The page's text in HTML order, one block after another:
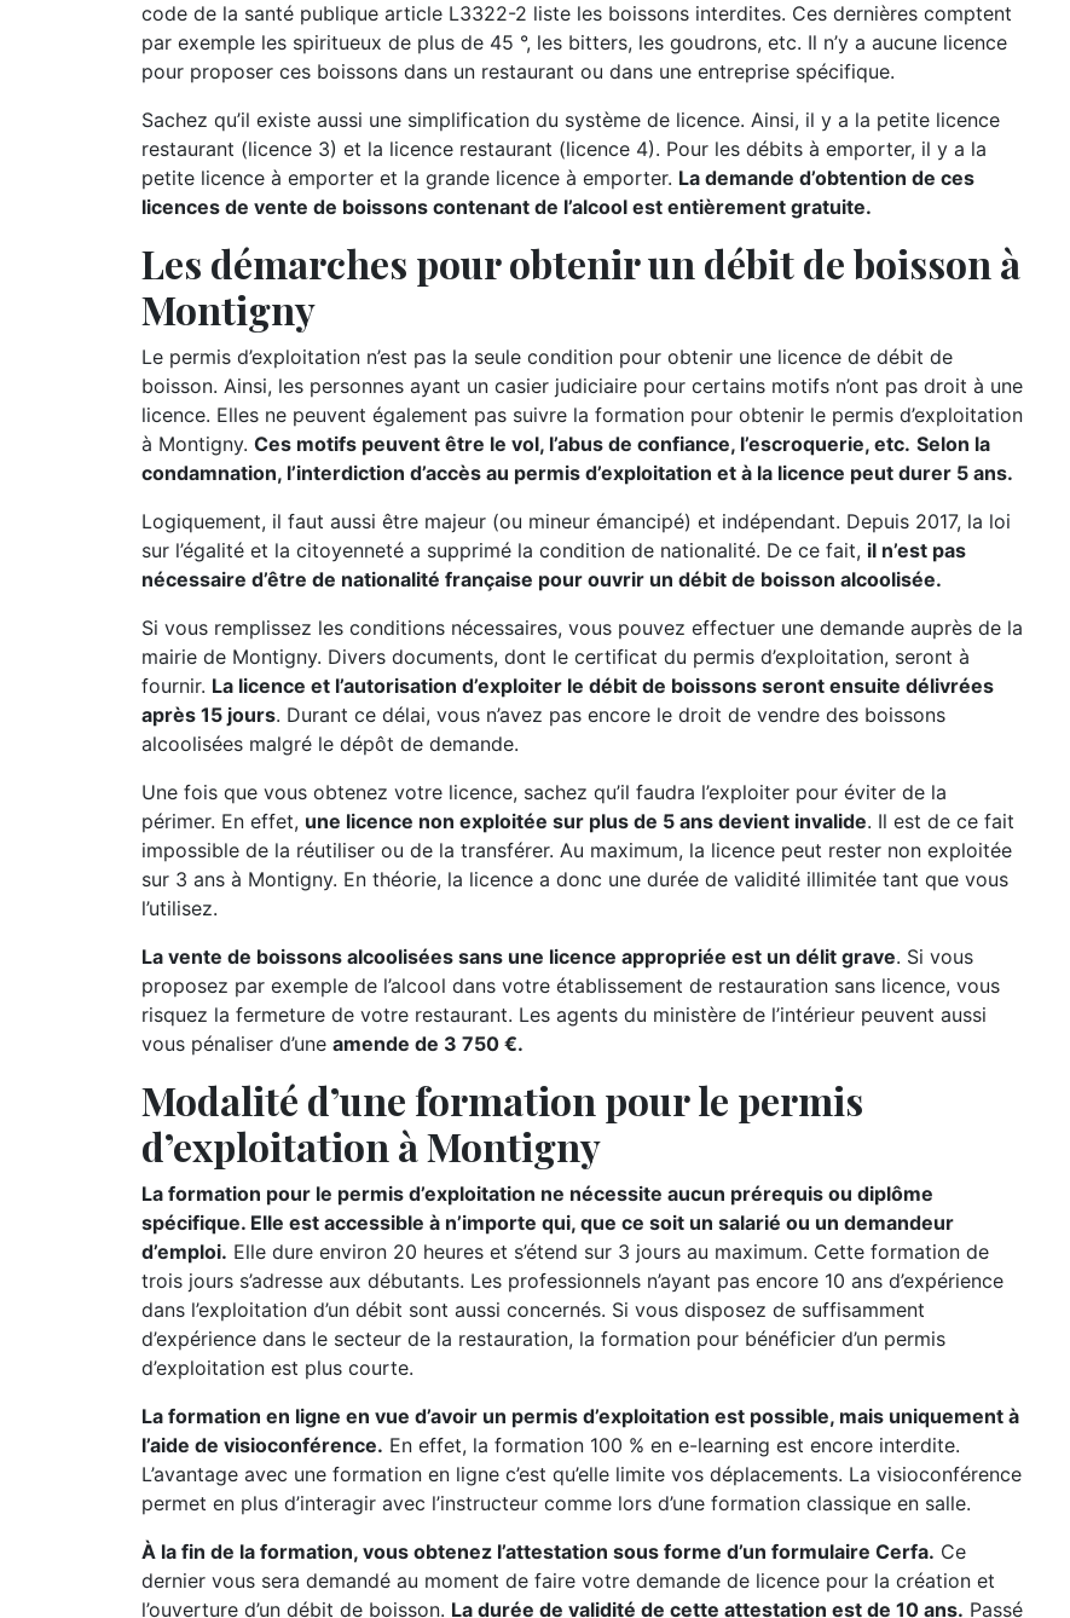
code de la santé publique article L3322-2 liste les boissons interdites. Ces dernières comptent
par exemple les spiritueux de plus de 45 °, les bitters, les goudrons, etc. Il n’y a aucune licence
pour proposer ces boissons dans un restaurant ou dans une entreprise spécifique.
Sachez qu’il existe aussi une simplification du système de licence. Ainsi, il y a la petite licence
restaurant (licence 3) et la licence restaurant (licence 4). Pour les débits à emporter, il y a la
petite licence à emporter et la grande licence à emporter. La demande d’obtention de ces
licences de vente de boissons contenant de l’alcool est entièrement gratuite.
Les démarches pour obtenir un débit de boisson à
Montigny
Le permis d’exploitation n’est pas la seule condition pour obtenir une licence de débit de
boisson. Ainsi, les personnes ayant un casier judiciaire pour certains motifs n’ont pas droit à une
licence. Elles ne peuvent également pas suivre la formation pour obtenir le permis d’exploitation
à Montigny. Ces motifs peuvent être le vol, l’abus de confiance, l’escroquerie, etc. Selon la
condamnation, l’interdiction d’accès au permis d’exploitation et à la licence peut durer 5 ans.
Logiquement, il faut aussi être majeur (ou mineur émancipé) et indépendant. Depuis 2017, la loi
sur l’égalité et la citoyenneté a supprimé la condition de nationalité. De ce fait, il n’est pas
nécessaire d’être de nationalité française pour ouvrir un débit de boisson alcoolisée.
Si vous remplissez les conditions nécessaires, vous pouvez effectuer une demande auprès de la
mairie de Montigny. Divers documents, dont le certificat du permis d’exploitation, seront à
fournir. La licence et l’autorisation d’exploiter le débit de boissons seront ensuite délivrées
après 15 jours. Durant ce délai, vous n’avez pas encore le droit de vendre des boissons
alcoolisées malgré le dépôt de demande.
Une fois que vous obtenez votre licence, sachez qu’il faudra l’exploiter pour éviter de la
périmer. En effet, une licence non exploitée sur plus de 5 ans devient invalide. Il est de ce fait
impossible de la réutiliser ou de la transférer. Au maximum, la licence peut rester non exploitée
sur 3 ans à Montigny. En théorie, la licence a donc une durée de validité illimitée tant que vous
l’utilisez.
La vente de boissons alcoolisées sans une licence appropriée est un délit grave. Si vous
proposez par exemple de l’alcool dans votre établissement de restauration sans licence, vous
risquez la fermeture de votre restaurant. Les agents du ministère de l’intérieur peuvent aussi
vous pénaliser d’une amende de 3 750 €.
Modalité d’une formation pour le permis
d’exploitation à Montigny
La formation pour le permis d’exploitation ne nécessite aucun prérequis ou diplôme
spécifique. Elle est accessible à n’importe qui, que ce soit un salarié ou un demandeur
d’emploi. Elle dure environ 20 heures et s’étend sur 3 jours au maximum. Cette formation de
trois jours s’adresse aux débutants. Les professionnels n’ayant pas encore 10 ans d’expérience
dans l’exploitation d’un débit sont aussi concernés. Si vous disposez de suffisamment
d’expérience dans le secteur de la restauration, la formation pour bénéficier d’un permis
d’exploitation est plus courte.
La formation en ligne en vue d’avoir un permis d’exploitation est possible, mais uniquement à
l’aide de visioconférence. En effet, la formation 100 % en e-learning est encore interdite.
L’avantage avec une formation en ligne c’est qu’elle limite vos déplacements. La visioconférence
permet en plus d’interagir avec l’instructeur comme lors d’une formation classique en salle.
À la fin de la formation, vous obtenez l’attestation sous forme d’un formulaire Cerfa. Ce
dernier vous sera demandé au moment de faire votre demande de licence pour la création et
l’ouverture d’un débit de boisson. La durée de validité de cette attestation est de 10 ans. Passé